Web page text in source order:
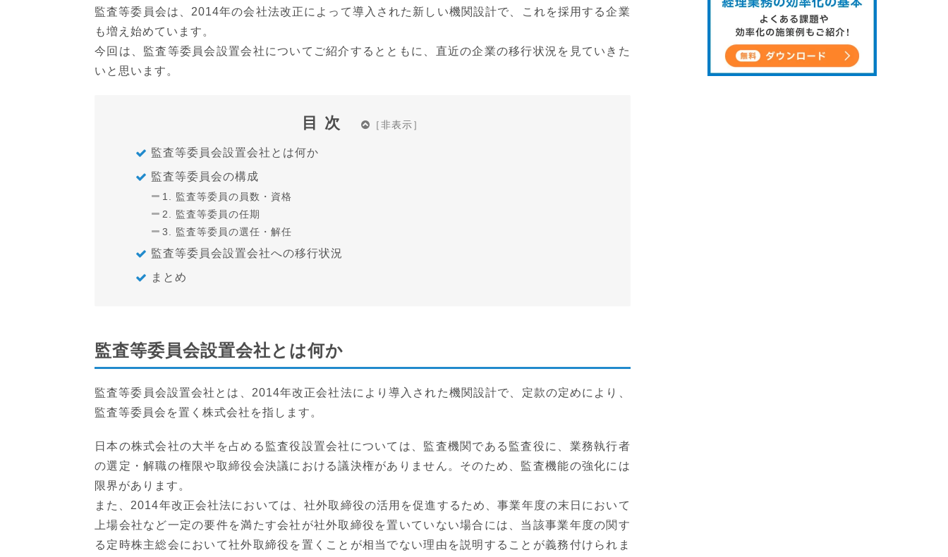
監査等委員会は、2014年の会社法改正によって導入された新しい機関設計で、これを採用する企業
も増え始めています。
今回は、監査等委員会設置会社についてご紹介するとともに、直近の企業の移行状況を見ていきた
いと思います。
目次
監査等委員会設置会社とは何か
監査等委員会の構成
1. 監査等委員の員数・資格
2. 監査等委員の任期
3. 監査等委員の選任・解任
監査等委員会設置会社への移行状況
まとめ
監査等委員会設置会社とは何か
監査等委員会設置会社とは、2014年改正会社法により導入された機関設計で、定款の定めにより、
監査等委員会を置く株式会社を指します。
日本の株式会社の大半を占める監査役設置会社については、監査機関である監査役に、業務執行者
の選定・解職の権限や取締役会決議における議決権がありません。そのため、監査機能の強化には
限界があります。
また、2014年改正会社法においては、社外取締役の活用を促進するため、事業年度の末日において
上場会社など一定の要件を満たす会社が社外取締役を置いていない場合には、当該事業年度の関す
る定時株主総会において社外取締役を置くことが相当でない理由を説明することが義務付けられま